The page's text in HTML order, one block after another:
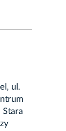
ul.
Stara